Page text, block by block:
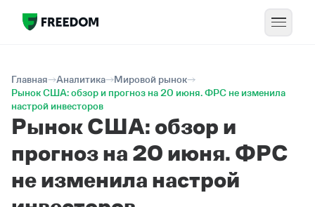
Главная Аналитика
Мировой рынок
Рынок США: обзор и прогноз на 20 июня. ФРС не изменила
настрой инвесторов
Рынок США: обзор и
прогноз на 20 июня. ФРС
не изменила настрой